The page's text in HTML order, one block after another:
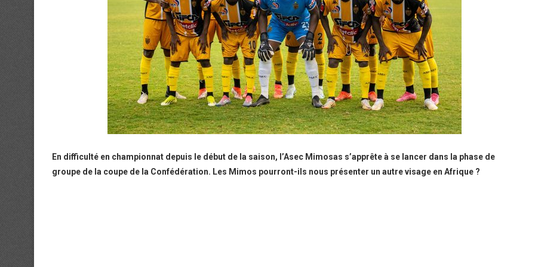
En difficulté en championnat depuis le début de la saison, l’Asec Mimosas s’apprête à se lancer dans la phase de
groupe de la coupe de la Confédération. Les Mimos pourront-ils nous présenter un autre visage en Afrique ?